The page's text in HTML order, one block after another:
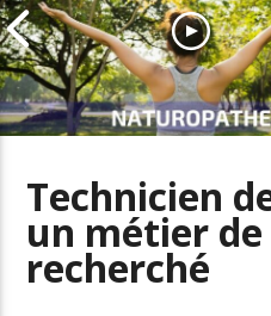
Naturopathe, un métier
développement dans le
de la santé
Technicien
un métier
recherché